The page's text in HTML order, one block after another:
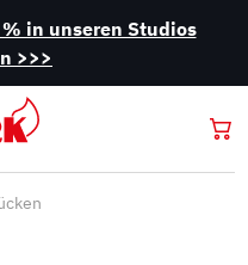
in unseren Studios
>>>